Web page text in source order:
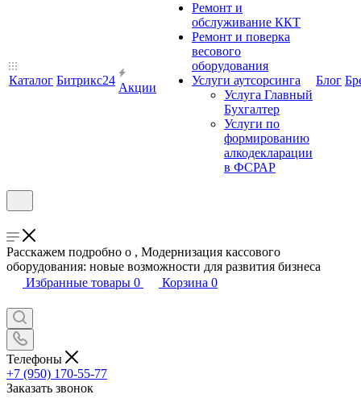
Каталог Битрикс24
Акции
Ремонт и
обслуживание ККТ
Ремонт и поверка
весового
оборудования
Услуги аутсорсинга
Услуга Главный
Бухгалтер
Услуги по
формированию
алкодекларации
в ФСРАР
Блог
Расскажем подробно о , Модернизация кассового
оборудования: новые возможности для развития бизнеса
Избранные товары 0 Корзина 0
Телефоны
+7 (950) 170-55-77
Заказать звонок